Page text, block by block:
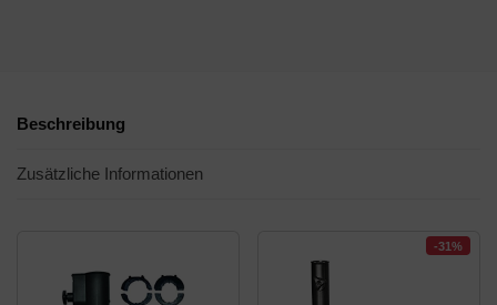
Beschreibung
Zusätzliche Informationen
-31%